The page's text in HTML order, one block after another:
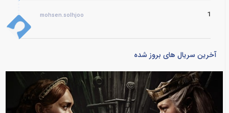
1
mohsen.solhjoo
آخرین سریال های بروز شده